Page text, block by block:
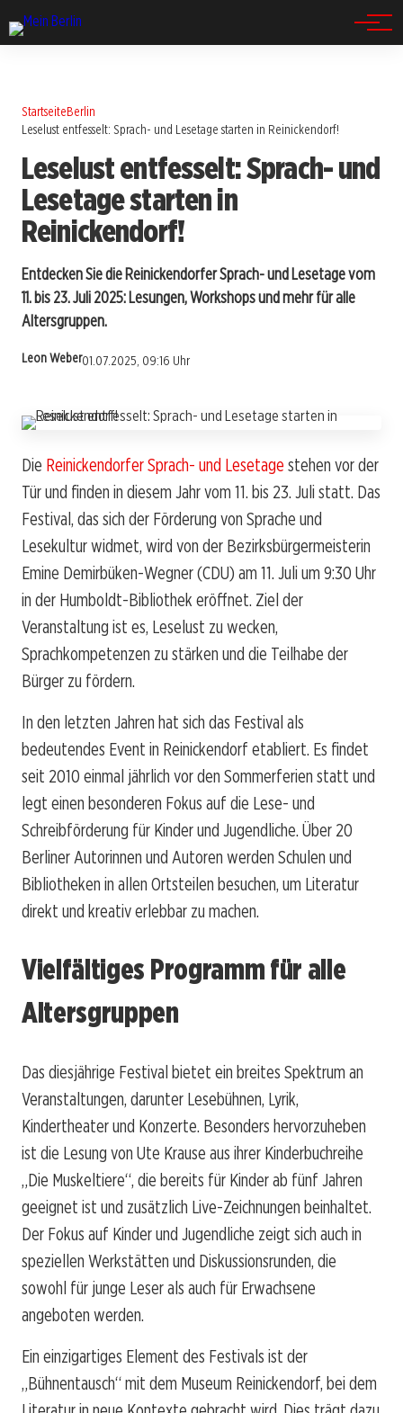
StartseiteBerlin
Leselust entfesselt: Sprach- und Lesetage starten in Reinickendorf!
Leselust entfesselt: Sprach- und
Lesetage starten in
Reinickendorf!
Entdecken Sie die Reinickendorfer Sprach- und Lesetage vom
11. bis 23. Juli 2025: Lesungen, Workshops und mehr für alle
Altersgruppen.
Leon Weber01.07.2025, 09:16 Uhr
Die Reinickendorfer Sprach- und Lesetage stehen vor der
Tür und finden in diesem Jahr vom 11. bis 23. Juli statt. Das
Festival, das sich der Förderung von Sprache und
Lesekultur widmet, wird von der Bezirksbürgermeisterin
Emine Demirbüken-Wegner (CDU) am 11. Juli um 9:30 Uhr
in der Humboldt-Bibliothek eröffnet. Ziel der
Veranstaltung ist es, Leselust zu wecken,
Sprachkompetenzen zu stärken und die Teilhabe der
Bürger zu fördern.
In den letzten Jahren hat sich das Festival als
bedeutendes Event in Reinickendorf etabliert. Es findet
seit 2010 einmal jährlich vor den Sommerferien statt und
legt einen besonderen Fokus auf die Lese- und
Schreibförderung für Kinder und Jugendliche. Über 20
Berliner Autorinnen und Autoren werden Schulen und
Bibliotheken in allen Ortsteilen besuchen, um Literatur
direkt und kreativ erlebbar zu machen.
Vielfältiges Programm für alle
Altersgruppen
Das diesjährige Festival bietet ein breites Spektrum an
Veranstaltungen, darunter Lesebühnen, Lyrik,
Kindertheater und Konzerte. Besonders hervorzuheben
ist die Lesung von Ute Krause aus ihrer Kinderbuchreihe
„Die Muskeltiere“, die bereits für Kinder ab fünf Jahren
geeignet ist und zusätzlich Live-Zeichnungen beinhaltet.
Der Fokus auf Kinder und Jugendliche zeigt sich auch in
speziellen Werkstätten und Diskussionsrunden, die
sowohl für junge Leser als auch für Erwachsene
angeboten werden.
Ein einzigartiges Element des Festivals ist der
„Bühnentausch“ mit dem Museum Reinickendorf, bei dem